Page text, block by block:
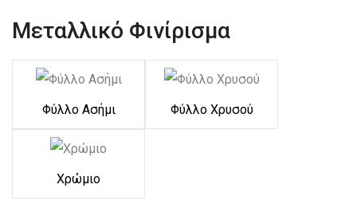
Μεταλλικό Φινίρισμα
Φύλλο Ασήμι Φύλλο Χρυσού
Χρώμιο